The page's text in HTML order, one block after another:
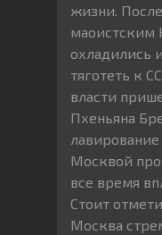
жизни.
маоистским
охладились
тяготеть к
власти
Пхеньяна
Москвой
все время
Стоит
Москва